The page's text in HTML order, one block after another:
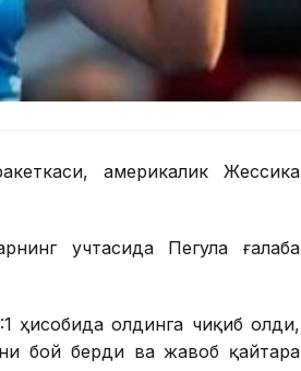
америкалик Жессика
учтасида Пегула ғалаба
ҳисобида олдинга чиқиб олди,
бой берди ва жавоб қайтара